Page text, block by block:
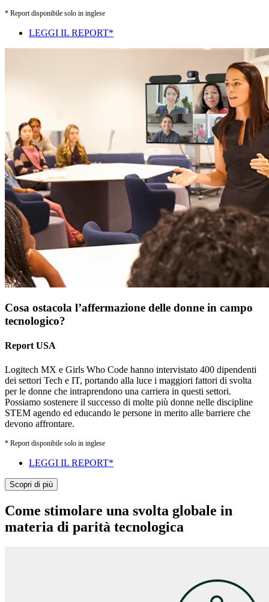
* Report disponibile solo in inglese
LEGGI IL REPORT*
Cosa ostacola l’affermazione delle donne in campo
tecnologico?
Report USA
Logitech MX e Girls Who Code hanno intervistato 400 dipendenti
dei settori Tech e IT, portando alla luce i maggiori fattori di svolta
per le donne che intraprendono una carriera in questi settori.
Possiamo sostenere il successo di molte più donne nelle discipline
STEM agendo ed educando le persone in merito alle barriere che
devono affrontare.
* Report disponibile solo in inglese
LEGGI IL REPORT*
Scopri di più
Come stimolare una svolta globale in
materia di parità tecnologica